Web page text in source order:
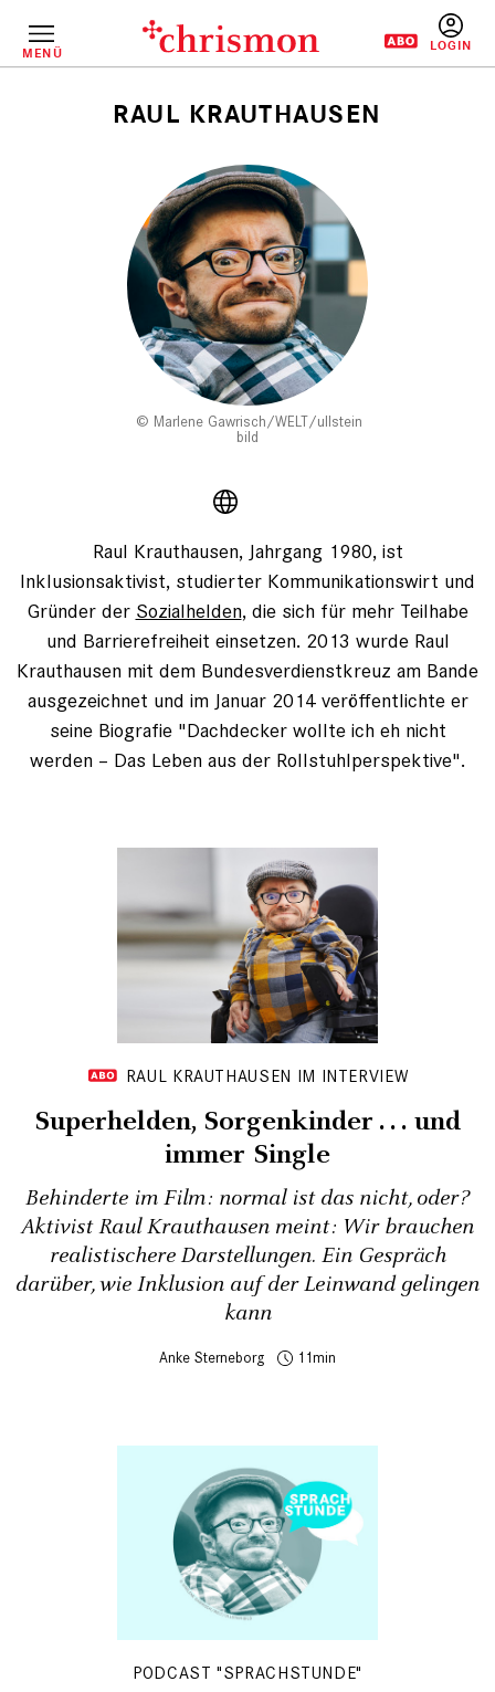
InhaltMENÜ
Pfadnavigation
RAUL KRAUTHAUSEN
Marlene Gawrisch/WELT/ullstein
bild
Raul Krauthausen, Jahrgang 1980, ist
Inklusionsaktivist, studierter Kommunikationswirt und
Gründer der Sozialhelden, die sich für mehr Teilhabe
und Barrierefreiheit einsetzen. 2013 wurde Raul
Krauthausen mit dem Bundesverdienstkreuz am Bande
ausgezeichnet und im Januar 2014 veröffentlichte er
seine Biografie "Dachdecker wollte ich eh nicht
werden – Das Leben aus der Rollstuhlperspektive".
RAUL KRAUTHAUSEN IM INTERVIEW
Superhelden, Sorgenkinder . . . und
immer Single
Behinderte im Film: normal ist das nicht, oder?
Aktivist Raul Krauthausen meint: Wir brauchen
realistischere Darstellungen. Ein Gespräch
darüber, wie Inklusion auf der Leinwand gelingen
kann
Anke Sterneborg 11
PODCAST "SPRACHSTUNDE"